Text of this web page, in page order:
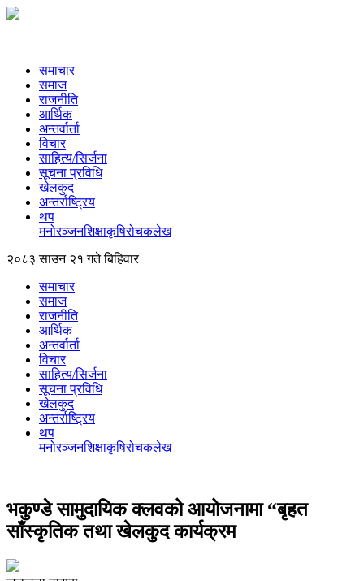
समाचार
समाज
राजनीति
आर्थिक
अन्तर्वार्ता
विचार
साहित्य/सिर्जना
सूचना प्रविधि
खेलकुद
अन्तर्राष्ट्रिय
थप
मनोरञ्‍जनशिक्षाकृषिरोचकलेख
२०८३ साउन २१ गते बिहिवार
समाचार
समाज
राजनीति
आर्थिक
अन्तर्वार्ता
विचार
साहित्य/सिर्जना
सूचना प्रविधि
खेलकुद
अन्तर्राष्ट्रिय
थप
मनोरञ्‍जनशिक्षाकृषिरोचकलेख
भकुण्डे सामुदायिक क्लवको आयोजनामा “बृहत
साँस्कृतिक तथा खेलकुद कार्यक्रम